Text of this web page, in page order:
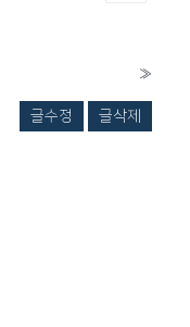
»
글수정 글삭제